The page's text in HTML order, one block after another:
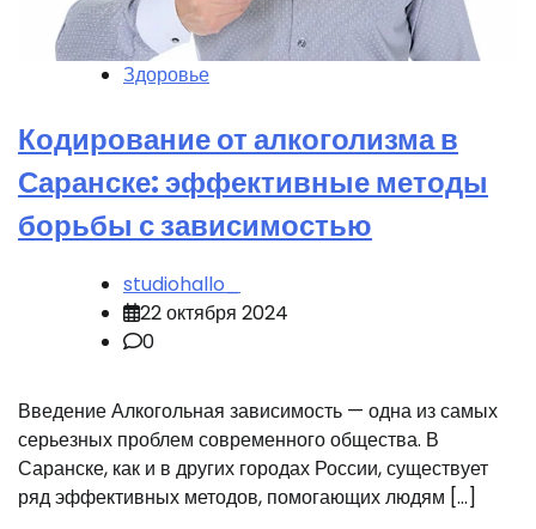
Здоровье
Кодирование от алкоголизма в
Саранске: эффективные методы
борьбы с зависимостью
studiohallo_
22 октября 2024
0
Введение Алкогольная зависимость — одна из самых
серьезных проблем современного общества. В
Саранске, как и в других городах России, существует
ряд эффективных методов, помогающих людям […]